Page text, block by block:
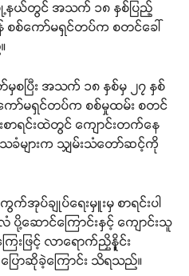
ြို့နယ်တွင် အသက် ၁၈ နှစ်ပြည့်
စစ်ကော်မရှင်တပ်က စတင်ခေါ်
စပြီး အသက် ၁၈ နှစ်မှ ၂၇ နှစ်
ကော်မရှင်တပ်က စစ်မှုထမ်း စတင်
စာရင်းထဲတွင် ကျောင်းတက်နေ
သခံများက သျှမ်းသံတော်ဆင့်ကို
အုပ်ချုပ်ရေးမှူးမှ စာရင်းပါ
ပို့ဆောင်ကြောင်းနှင့် ကျောင်းသူ
ေးဖြင့် လာရောက်ညှိနိူင်း
ောဆိုခဲ့ကြောင်း သိရသည်။